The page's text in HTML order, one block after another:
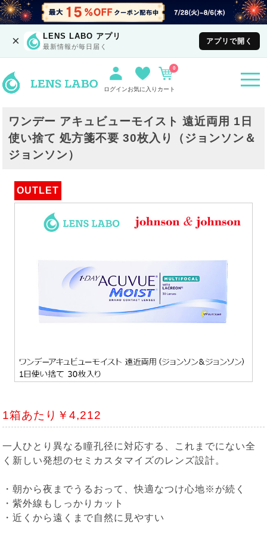
× LENS LABO アプリ
最新情報が毎日届く
アプリで開く
ログインお気に入り カート
0
ワンデー アキュビューモイスト 遠近両用 1日
使い捨て 処方箋不要 30枚入り（ジョンソン＆
ジョンソン）
OUTLET
1箱あたり￥4,212
一人ひとり異なる瞳孔径に対応する、これまでにない全
く新しい発想のセミカスタマイズのレンズ設計。
・朝から夜までうるおって、快適なつけ心地※が続く
・紫外線もしっかりカット
・近くから遠くまで自然に見やすい